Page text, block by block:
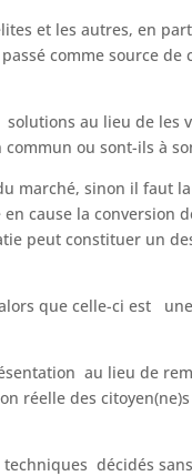
et les autres, en
comme source de
au lieu de les
ou sont-ils à
marché, sinon il faut
cause la conversion
peut constituer un
que celle-ci est
au lieu de
réelle des
décidés